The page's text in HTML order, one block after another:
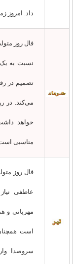
داد. امروز
فال روز
نسبت به یک
تصمیم در
می‌کند. در
خواهد
مناسبی
فال روز
عاطفی
مهربانی و
است
سروصدا